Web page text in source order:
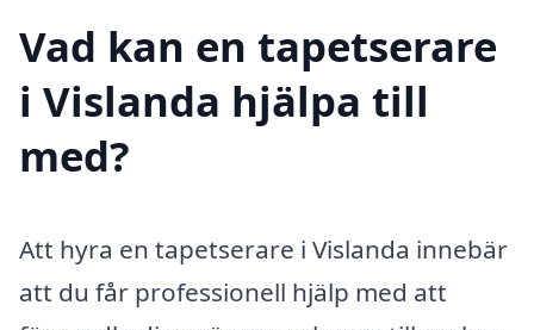
Vad kan en tapetserare
i Vislanda hjälpa till
med?
Att hyra en tapetserare i Vislanda innebär
att du får professionell hjälp med att